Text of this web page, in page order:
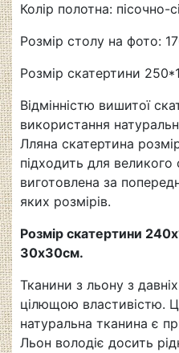
Колір полотна: пісочно-
Розмір столу на фото:
Розмір скатертини
Відмінністю вишитої
використання
Лляна скатертина
підходить для
виготовлена за
яких розмірів.
Розмір скатертини
30х30см.
Тканини з льону з
цілющою властивістю.
натуральна тканина є
Льон володіє досить